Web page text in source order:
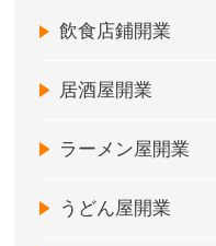
飲食店鋪開業
居酒屋開業
ラーメン屋開業
うどん屋開業